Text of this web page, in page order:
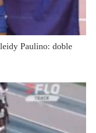
Paulino: doble